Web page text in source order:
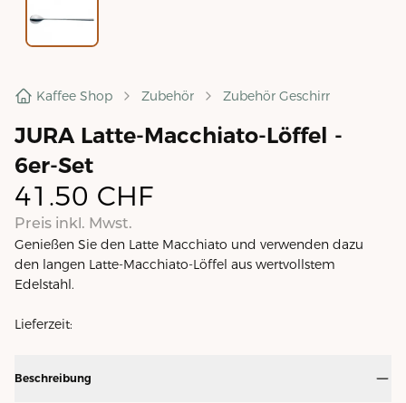
Kaffee Shop Zubehör Zubehör Geschirr
JURA Latte-Macchiato-Löffel -
6er-Set
41.50 CHF
Preis inkl. Mwst.
Genießen Sie den Latte Macchiato und verwenden dazu
den langen Latte-Macchiato-Löffel aus wertvollstem
Edelstahl.
Lieferzeit:
Beschreibung